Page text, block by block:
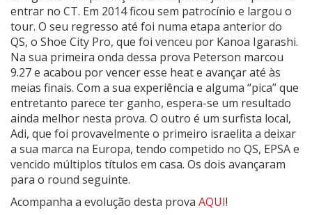
entrar no CT. Em 2014 ficou sem patrocínio e largou o
tour. O seu regresso até foi numa etapa anterior do
QS, o Shoe City Pro, que foi venceu por Kanoa Igarashi.
Na sua primeira onda dessa prova Peterson marcou
9.27 e acabou por vencer esse heat e avançar até às
meias finais. Com a sua experiência e alguma “pica” que
entretanto parece ter ganho, espera-se um resultado
ainda melhor nesta prova. O outro é um surfista local,
Adi, que foi provavelmente o primeiro israelita a deixar
a sua marca na Europa, tendo competido no QS, EPSA e
vencido múltiplos títulos em casa. Os dois avançaram
para o round seguinte.
Acompanha a evolução desta prova AQUI!